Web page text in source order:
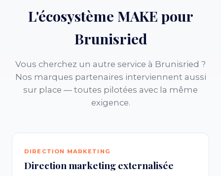
L'écosystème MAKE pour
Brunisried
Vous cherchez un autre service à Brunisried ?
Nos marques partenaires interviennent aussi
sur place — toutes pilotées avec la même
exigence.
DIRECTION MARKETING
Direction marketing externalisée